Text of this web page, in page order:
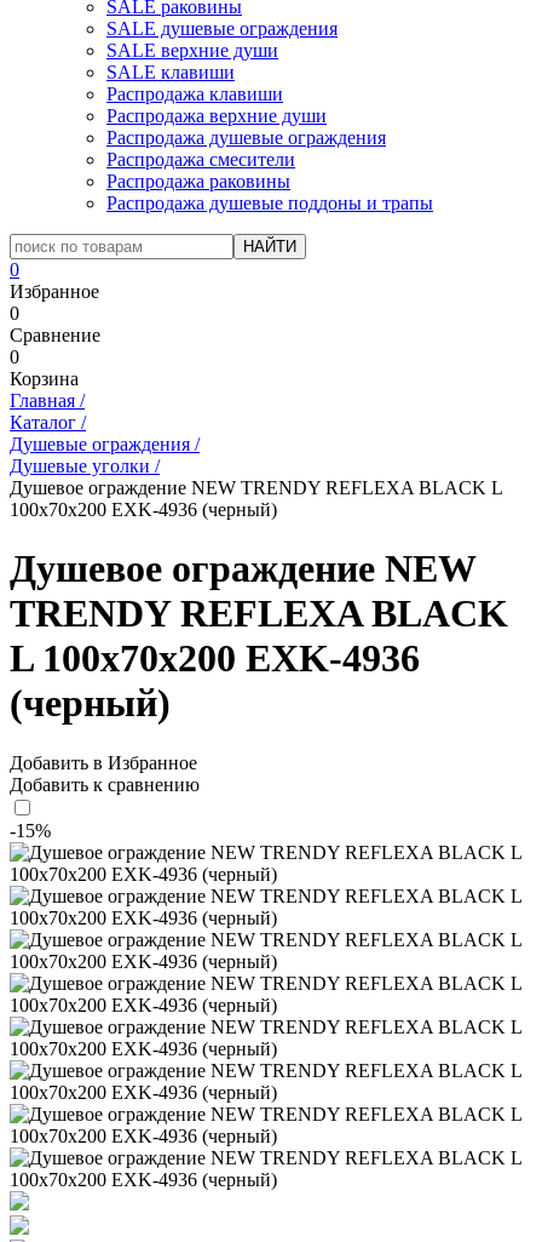
SALE раковины
SALE душевые ограждения
SALE верхние души
SALE клавиши
Распродажа клавиши
Распродажа верхние души
Распродажа душевые ограждения
Распродажа смесители
Распродажа раковины
Распродажа душевые поддоны и трапы
0
Избранное
0
Сравнение
0
Корзина
Главная /
Каталог /
Душевые ограждения /
Душевые уголки /
Душевое ограждение NEW TRENDY REFLEXA BLACK L
100x70x200 EXK-4936 (черный)
Душевое ограждение NEW
TRENDY REFLEXA BLACK
L 100x70x200 EXK-4936
(черный)
Добавить в Избранное
Добавить к сравнению
-15%